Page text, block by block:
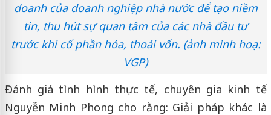
doanh của doanh nghiệp nhà nước để tạo niềm
tin, thu hút sự quan tâm của các nhà đầu tư
trước khi cổ phần hóa, thoái vốn. (ảnh minh hoạ:
VGP)
Đánh giá tình hình thực tế, chuyên gia kinh tế
Nguyễn Minh Phong cho rằng: Giải pháp khác là